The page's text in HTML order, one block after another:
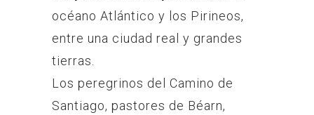
océano Atlántico y los Pirineos,
entre una ciudad real y grandes
tierras.
Los peregrinos del Camino de
Santiago, pastores de Béarn,